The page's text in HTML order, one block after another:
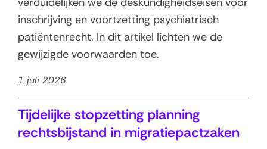
inschrijving en voortzetting psychiatrisch
patiëntenrecht. In dit artikel lichten we de
gewijzigde voorwaarden toe.
1 juli 2026
Tijdelijke stopzetting planning
rechtsbijstand in migratiepactzaken